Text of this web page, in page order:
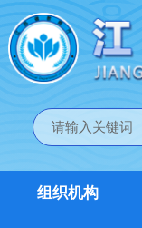
组织机构